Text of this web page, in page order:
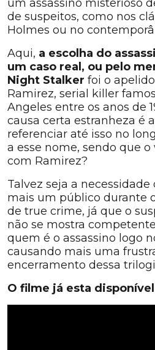
um assassino misterioso
de suspeitos, como nos
Holmes ou no
Aqui, a escolha do
um caso real, ou pelo
Night Stalker foi o
Ramirez, serial killer
Angeles entre os anos de
causa certa estranheza é
referenciar até isso no
a esse nome, sendo que
com Ramirez?
Talvez seja a necessidade
mais um público durante
de true crime, já que o
não se mostra
quem é o assassino logo
causando mais uma
encerramento dessa
O filme já esta